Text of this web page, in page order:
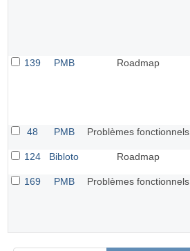
139
PMB Roadmap
48
PMB Problèmes fonctionnels
124 Bibloto Roadmap
169
PMB Problèmes fonctionnels